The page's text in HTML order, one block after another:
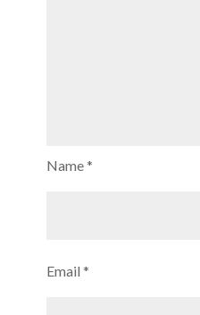
Name*
Email*